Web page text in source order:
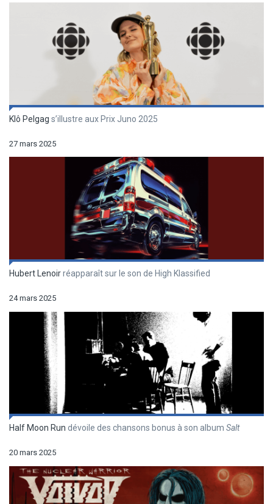
Klô Pelgag s’illustre aux Prix Juno 2025
27 mars 2025
Hubert Lenoirréapparaît sur le son de High Klassified
24 mars 2025
Half Moon Run dévoile des chansons bonus à son album Salt
20 mars 2025